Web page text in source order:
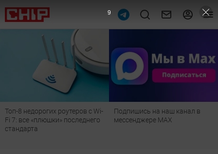
Топ-8 недорогих роутеров с Wi-
Fi 7: все «плюшки» последнего
стандарта
Подпишись на наш канал в
мессенджере МАХ
8